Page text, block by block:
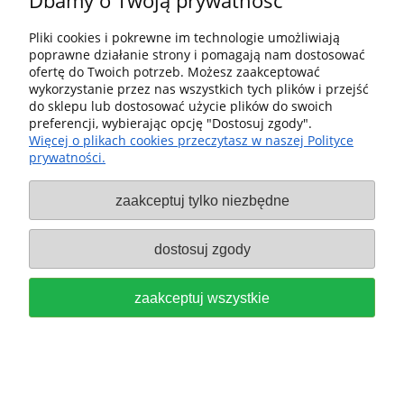
do koszyka
SIATKA WŁÓKNINA ŚCIERNA
GRANAT NET 80x133, GRADACJA
P240, SZTUK 50 FESTOOL 203291
169,00 zł
Pliki cookies i pokrewne im technologie umożliwiają
poprawne działanie strony i pomagają nam dostosować
ofertę do Twoich potrzeb. Możesz zaakceptować
wykorzystanie przez nas wszystkich tych plików i przejść
do sklepu lub dostosować użycie plików do swoich
preferencji, wybierając opcję "Dostosuj zgody".
Więcej o plikach cookies przeczytasz w naszej Polityce
prywatności.
zaakceptuj tylko niezbędne
dostosuj zgody
zaakceptuj wszystkie